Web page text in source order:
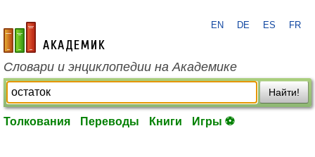
academic.ru
EN DE ES FR
Словари и энциклопедии на Академике
Найти!
Толкования Переводы Книги Игры ⚽